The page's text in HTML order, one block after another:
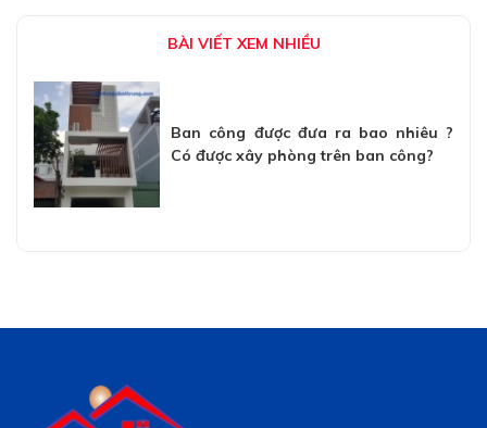
BÀI VIẾT XEM NHIỀU
Ban công được đưa ra bao nhiêu ?
Có được xây phòng trên ban công?